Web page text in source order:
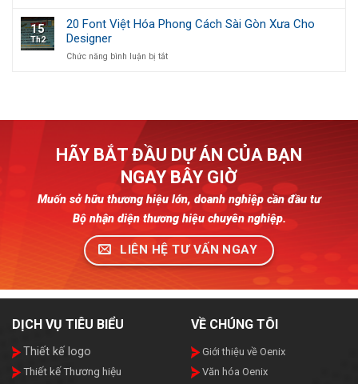
AI,
COREL
theo
Vector
Corel,
PSD
thiết
phông
15
Th2
20 Font Việt Hóa Phong Cách Sài Gòn Xưa Cho
Designer
Chức năng bình luận bị tắtở
Phong
Gòn
Xưa
Cho
Designer
HÃY BẮT ĐẦU DỰ ÁN CỦA BẠN
NGAY BÂY GIỜ
Muốn sở hữu thương hiệu lớn, doanh nghiệp cần đầu tư
Bộ nhận diện thương hiệu chuyên nghiệp.
LIÊN HỆ TƯ VẤN NGAY
DỊCH VỤ TIÊU BIỂU
Thiết kế logo
Thiết kế Thương hiệu
VỀ CHÚNG TÔI
Giới thiệu về Oenix
Văn hóa Oenix